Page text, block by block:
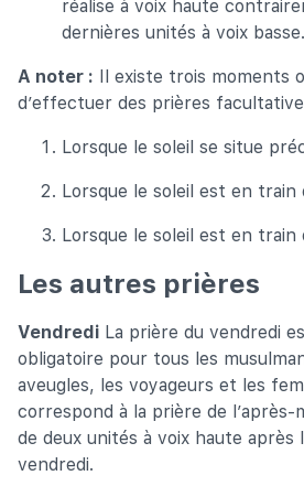
réalise à voix haute
dernières unités à voix basse.
A noter : Il existe trois moments
d’effectuer des prières
Lorsque le soleil se situe
Lorsque le soleil est en train
Lorsque le soleil est en train
Les autres prières
Vendredi La prière du vendredi
obligatoire pour tous les
aveugles, les voyageurs et les
correspond à la prière de l’après-
de deux unités à voix haute après
vendredi.